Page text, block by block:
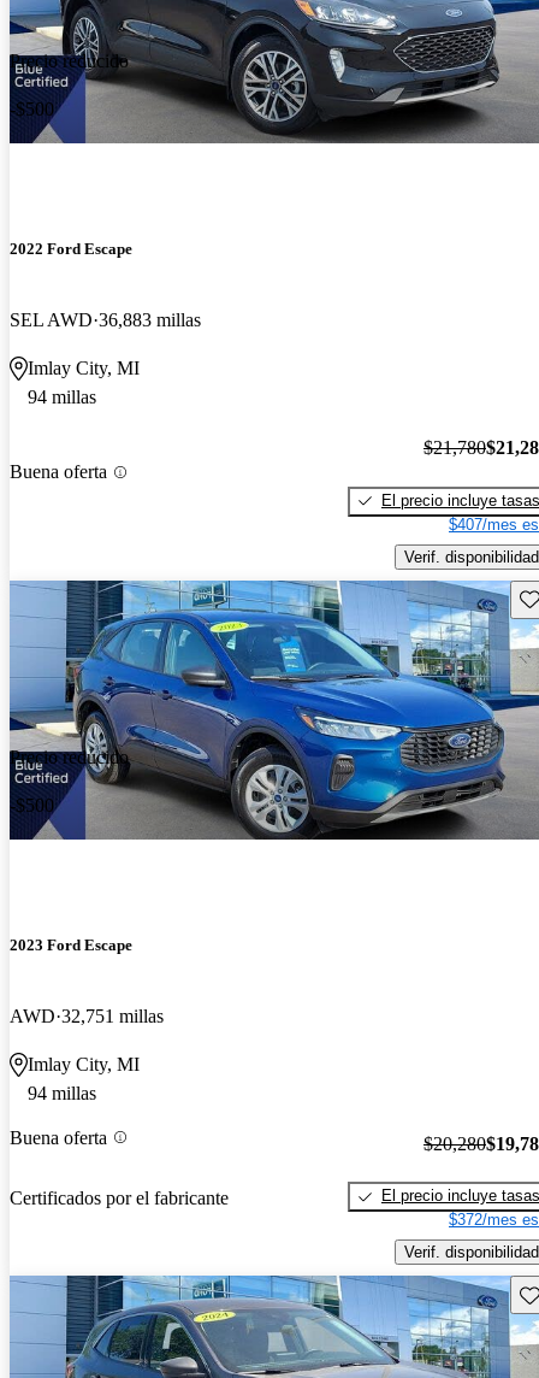
Precio reducido
-$500
2022 Ford Escape
SEL AWD 36,883 millas
Imlay City, MI
94 millas
Buena oferta
$21,780
El precio incluye tasas
$407/mes
Verif. disponibilidad
Precio reducido
-$500
2023 Ford Escape
AWD 32,751 millas
Imlay City, MI
94 millas
Buena oferta
Certificados por el fabricante
$20,280
El precio incluye tasas
$372/mes
Verif. disponibilidad